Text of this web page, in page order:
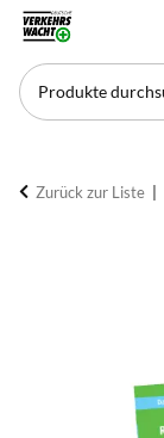
Zurück zur Liste